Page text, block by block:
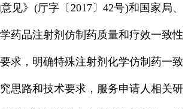
见》(厅字〔2017〕42号)和国家局、
药品注射剂仿制药质量和疗效一致性
求，明确特殊注射剂化学仿制药一致
思路和技术要求，服务申请人相关研